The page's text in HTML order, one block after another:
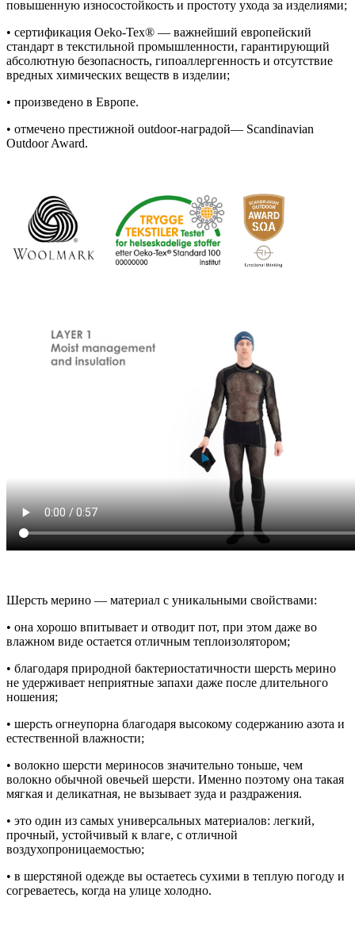
повышенную износостойкость и простоту ухода за изделиями;
• сертификация Oeko-Tex® — важнейший европейский
стандарт в текстильной промышленности, гарантирующий
абсолютную безопасность, гипоаллергенность и отсутствие
вредных химических веществ в изделии;
• произведено в Европе.
• отмечено престижной outdoor-наградой— Scandinavian
Outdoor Award.
Шерсть мерино — материал с уникальными свойствами:
• она хорошо впитывает и отводит пот, при этом даже во
влажном виде остается отличным теплоизолятором;
• благодаря природной бактериостатичности шерсть мерино
не удерживает неприятные запахи даже после длительного
ношения;
• шерсть огнеупорна благодаря высокому содержанию азота и
естественной влажности;
• волокно шерсти мериносов значительно тоньше, чем
волокно обычной овечьей шерсти. Именно поэтому она такая
мягкая и деликатная, не вызывает зуда и раздражения.
• это один из самых универсальных материалов: легкий,
прочный, устойчивый к влаге, с отличной
воздухопроницаемостью;
• в шерстяной одежде вы остаетесь сухими в теплую погоду и
согреваетесь, когда на улице холодно.